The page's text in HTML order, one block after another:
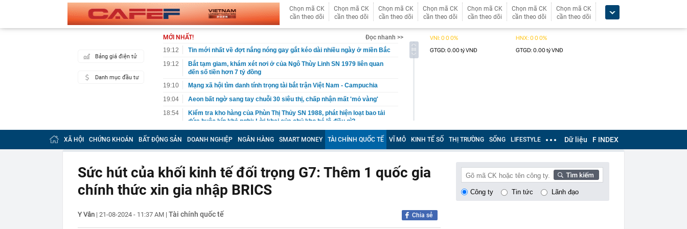
Chọn mã CK
cần theo dõi
Chọn mã CK
cần theo dõi
Chọn mã CK
cần theo dõi
Chọn mã CK
cần theo dõi
Chọn mã CK
cần theo dõi
Chọn mã CK
cần theo dõi
Chọn mã CK
cần theo dõi
Bảng giá điện tử
Danh mục đầu tư
MỚI NHẤT!
Đọc nhanh >>
19:12
Tin mới nhất về đợt nắng nóng gay gắt kéo dài nhiều ngày ở miền Bắc
19:12
Bắt tạm giam, khám xét nơi ở của Ngô Thùy Linh SN 1979 liên quan
đến số tiền hơn 7 tỷ đồng
19:10
Mạng xã hội tìm danh tính trọng tài bắt trận Việt Nam - Campuchia
19:04
Aeon bất ngờ sang tay chuỗi 30 siêu thị, chấp nhận mất 'mỏ vàng'
18:54
Kiểm tra kho hàng của Phùn Thị Thủy SN 1988, phát hiện loạt bao tải
dứa buộc kín khả nghi: Lời khai của chủ kho hé lộ điều gì?
18:54
Nguyên do doanh số bán hàng của Rheinmetall tăng mạnh?
18:49
Đề xuất tăng tuổi nghỉ hưu với sĩ quan quân đội
18:14
Cuộc cách mạng pin muối: Có thể thay thế dòng lithium đắt đỏ, giúp thế
giới thoát khỏi sự phụ thuộc vào Trung Quốc
18:10
Mỹ nhân có đôi mắt long lanh như sương sớm, 45 tuổi lên truyền hình
18:07
Vì sao gọi là cầu khỉ?
XÃ HỘI CHỨNG KHOÁN BẤT ĐỘNG SẢN DOANH NGHIỆP NGÂN HÀNG SMART MONEY TÀI CHÍNH QUỐC TẾ VĨ MÔ KINH TẾ SỐ THỊ TRƯỜNG SỐNG LIFESTYLE Dữ liệu F INDEX
Sức hút của khối kinh tế đối trọng G7: Thêm 1 quốc gia
chính thức xin gia nhập BRICS
Y Vân | 21-08-2024 - 11:37 AM | Tài chính quốc tế Chia sẻ
Công ty Tin tức Lãnh đạo